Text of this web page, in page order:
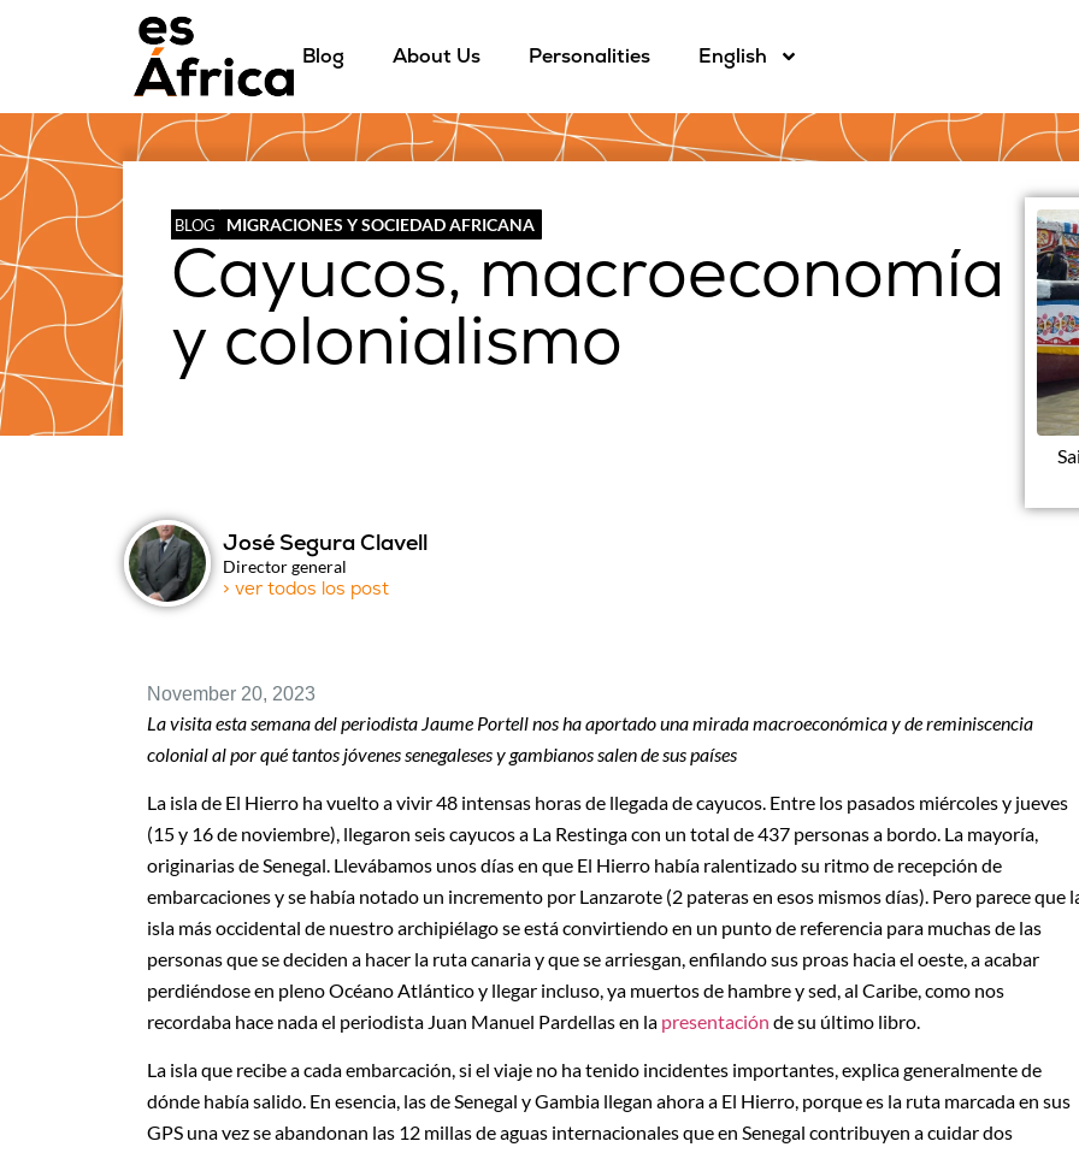
Blog About Us Personalities English
BLOG MIGRACIONES Y SOCIEDAD AFRICANA
Cayucos, macroeconomía
y colonialismo
José Segura Clavell
Director general
> ver todos los post
November 20, 2023
La visita esta semana del periodista Jaume Portell nos ha aportado una mirada macroeconómica y de reminiscencia
colonial al por qué tantos jóvenes senegaleses y gambianos salen de sus países
La isla de El Hierro ha vuelto a vivir 48 intensas horas de llegada de cayucos. Entre los pasados miércoles y jueves
(15 y 16 de noviembre), llegaron seis cayucos a La Restinga con un total de 437 personas a bordo. La mayoría,
originarias de Senegal. Llevábamos unos días en que El Hierro había ralentizado su ritmo de recepción de
embarcaciones y se había notado un incremento por Lanzarote (2 pateras en esos mismos días). Pero parece que
isla más occidental de nuestro archipiélago se está convirtiendo en un punto de referencia para muchas de las
personas que se deciden a hacer la ruta canaria y que se arriesgan, enfilando sus proas hacia el oeste, a acabar
perdiéndose en pleno Océano Atlántico y llegar incluso, ya muertos de hambre y sed, al Caribe, como nos
recordaba hace nada el periodista Juan Manuel Pardellas en la presentación de su último libro.
La isla que recibe a cada embarcación, si el viaje no ha tenido incidentes importantes, explica generalmente de
dónde había salido. En esencia, las de Senegal y Gambia llegan ahora a El Hierro, porque es la ruta marcada en sus
GPS una vez se abandonan las 12 millas de aguas internacionales que en Senegal contribuyen a cuidar dos